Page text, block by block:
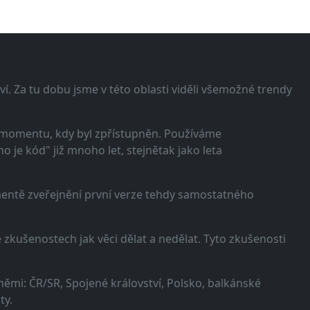
Za tu dobu jsme v této oblasti viděli všemožné trendy
kdy byl zpřístupněn. Používáme
je kód" již mnoho let, stejnětak jako leta
zveřejnění první verze tehdy samostatného
jak věci dělat a nedělat. Tyto zkušenosti
ČR/SR, Spojené království, Polsko, balkánské